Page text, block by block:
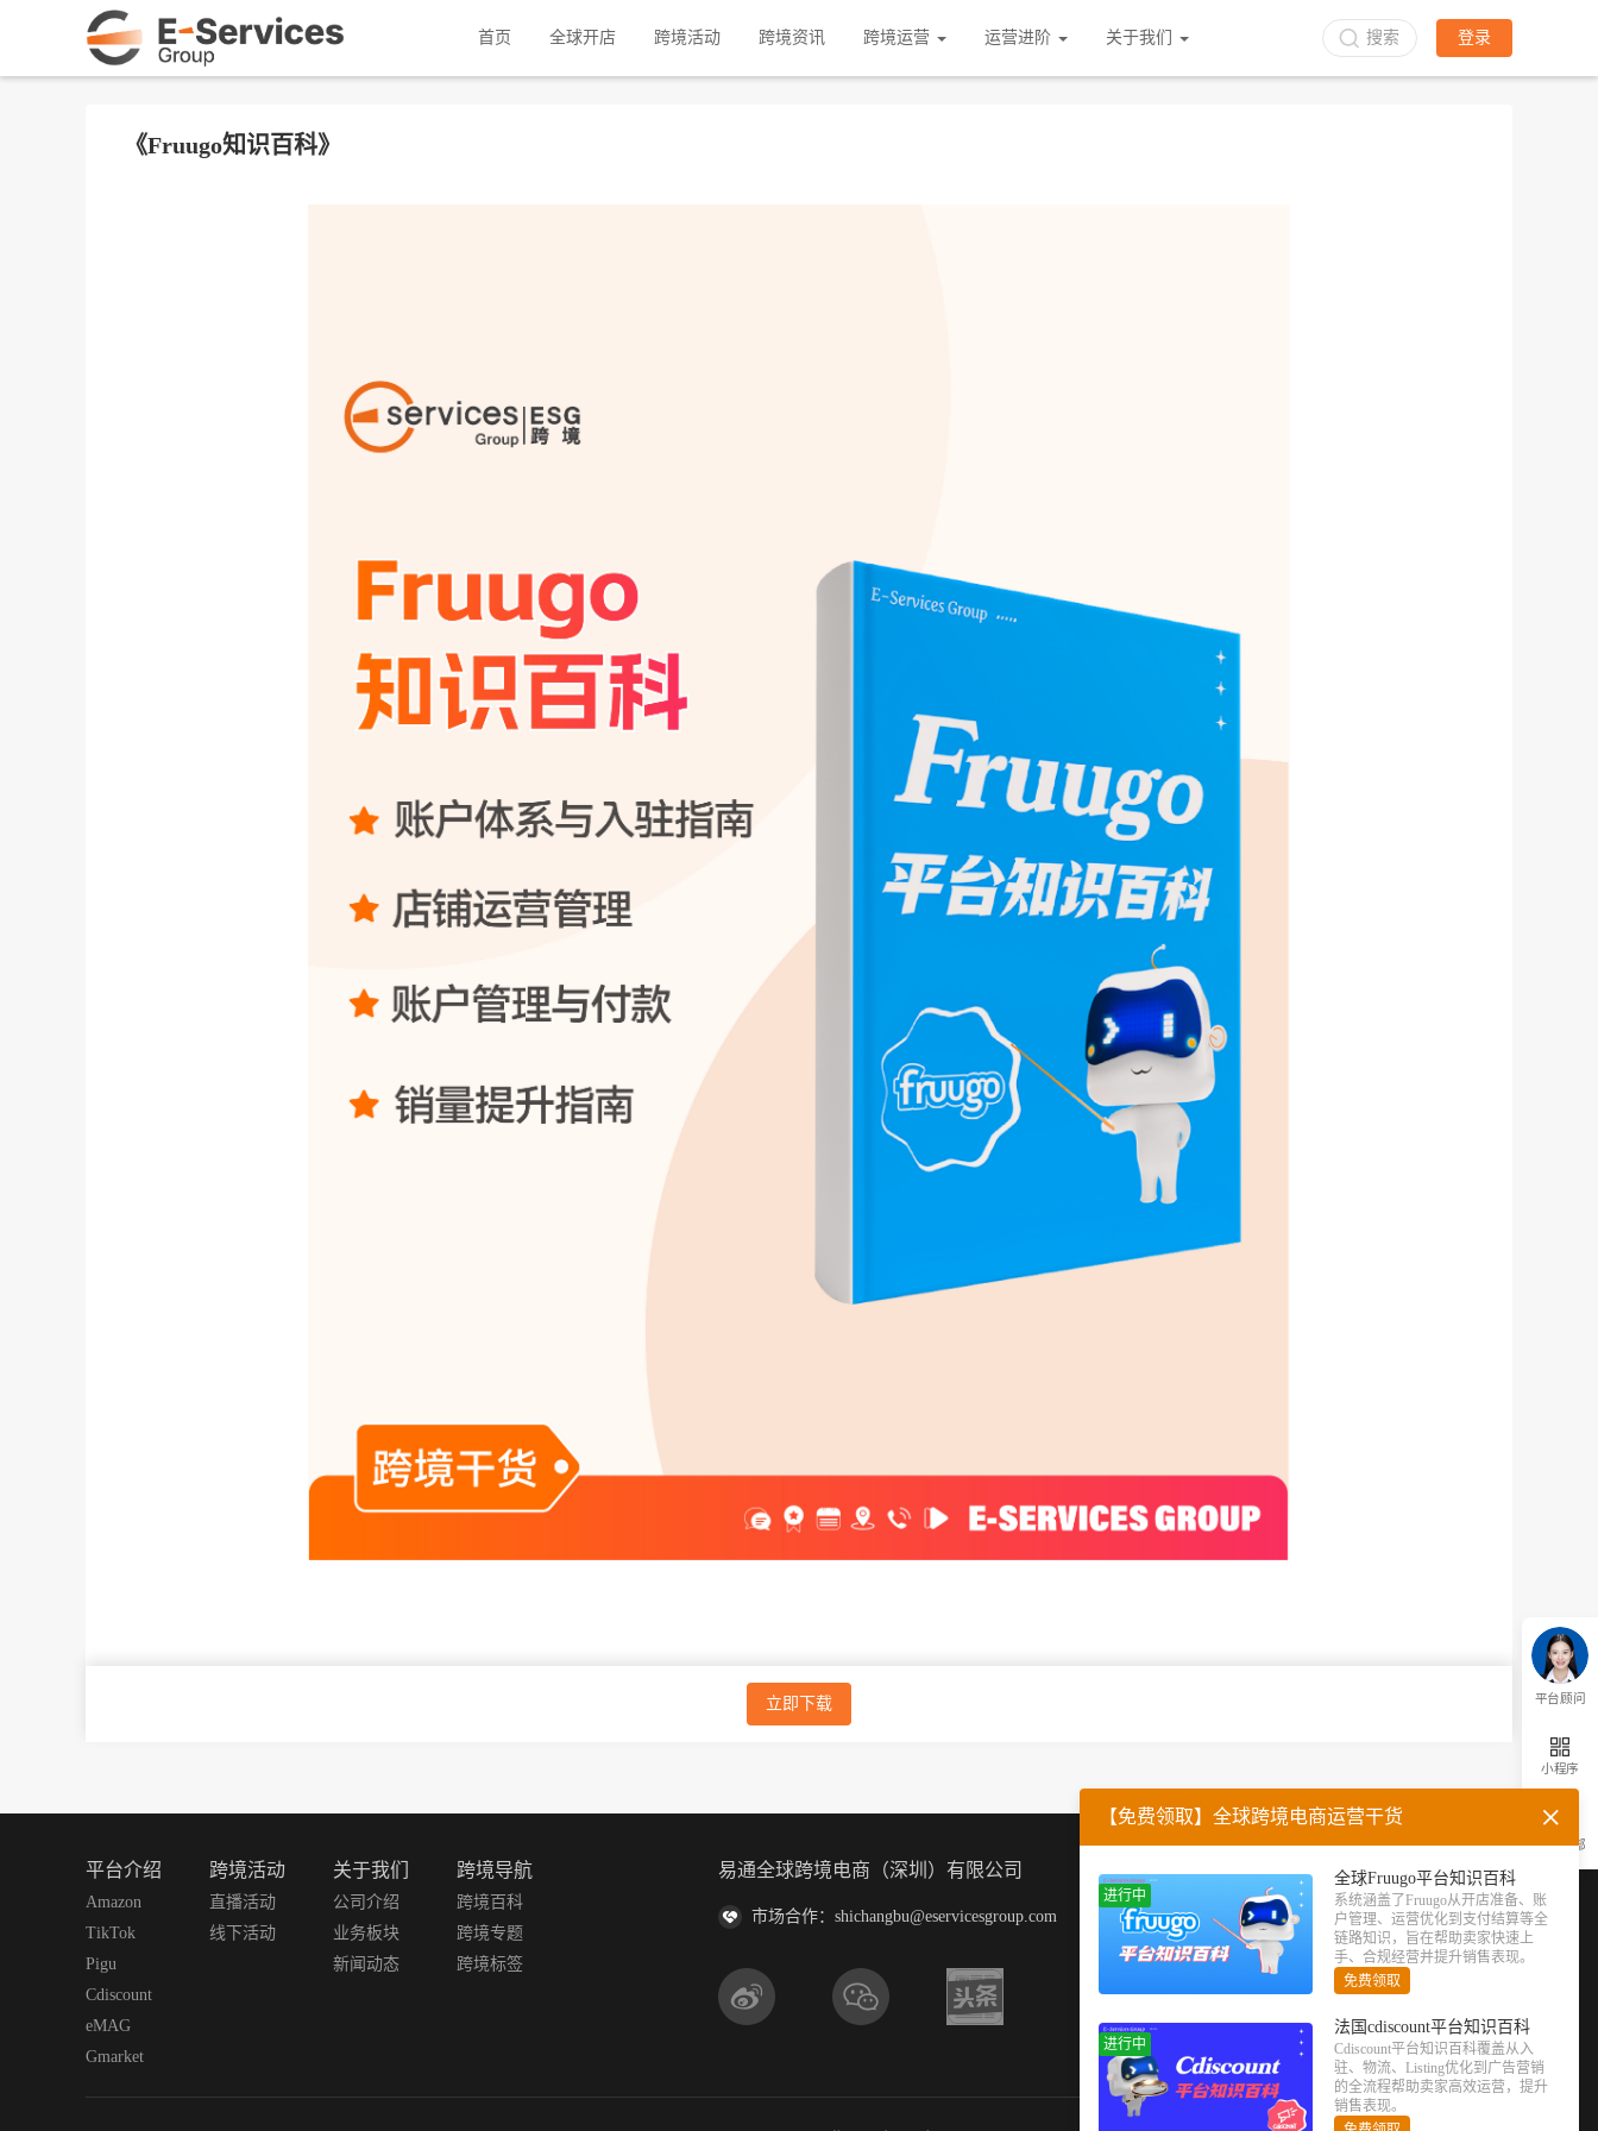
首页 全球开店 跨境活动 跨境资讯 跨境运营 运营进阶 关于我们 搜索 登录
《Fruugo知识百科》
立即下载 平台顾问
小程序
返回顶部
平台介绍
Amazon
TikTok
Pigu
Cdiscount
eMAG
Gmarket
跨境活动
直播活动
线下活动
关于我们
公司介绍
业务板块
新闻动态
跨境导航
跨境百科
跨境专题
跨境标签
易通全球跨境电商（深圳）有限公司
市场合作：shichangbu@eservicesgroup.com
企业微信 官方公众号
【免费领取】全球跨境电商运营干货
进行中
全球Fruugo平台知识百科
系统涵盖了Fruugo从开店准备、账
户管理、运营优化到支付结算等全
链路知识，旨在帮助卖家快速上
手、合规经营并提升销售表现。
免费领取
进行中
法国cdiscount平台知识百科
Cdiscount平台知识百科覆盖从入
驻、物流、Listing优化到广告营销
的全流程帮助卖家高效运营，提升
销售表现。